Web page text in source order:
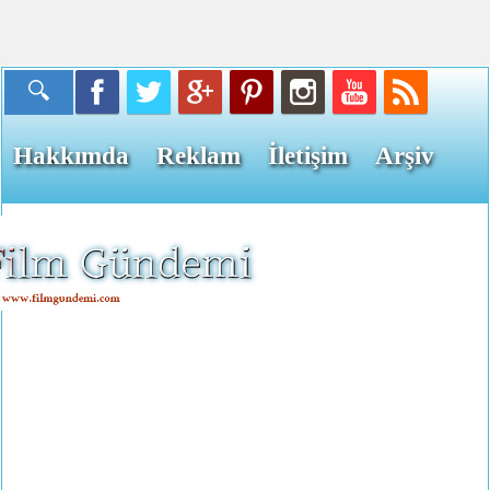
Hakkımda Reklam İletişim Arşiv